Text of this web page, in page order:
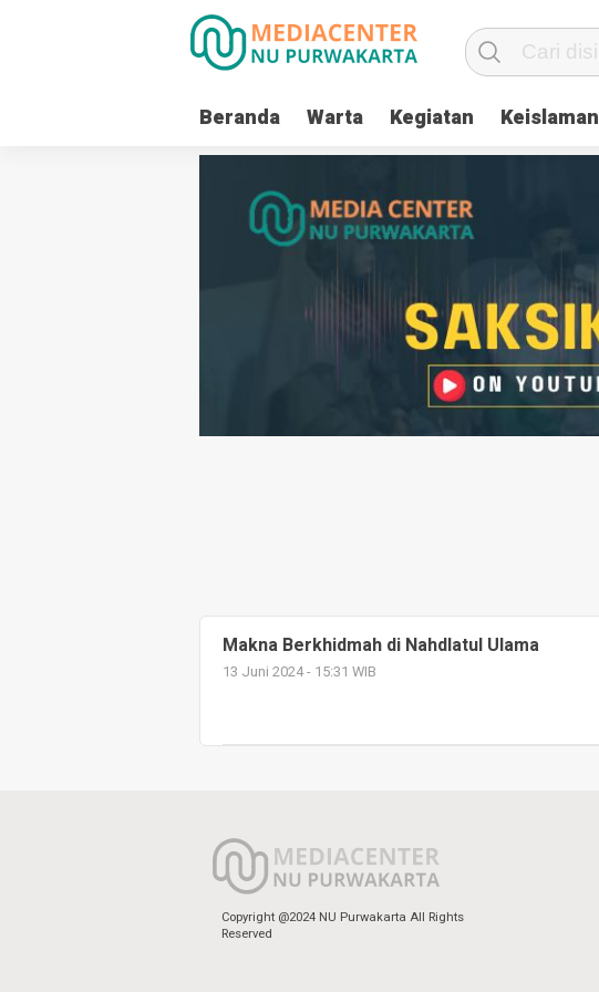
Beranda Warta Kegiatan Keislaman
Makna Berkhidmah di Nahdlatul Ulama
13 Juni 2024 - 15:31 WIB
Copyright @2024 NU Purwakarta All Rights
Reserved